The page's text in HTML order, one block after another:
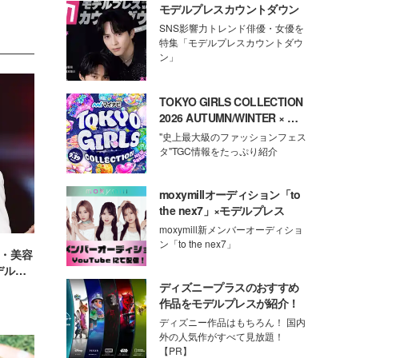
美容
ル
モデルプレスカウントダウン
SNS影響力トレンド俳優・女優を
特集「モデルプレスカウントダウ
ン」
TOKYO GIRLS COLLECTION
2026 AUTUMN/WINTER × モ
デルプレス
"史上最大級のファッションフェス
タ"TGC情報をたっぷり紹介
moxymillオーディション「to
the nex7」×モデルプレス
moxymill新メンバーオーディショ
ン「to the nex7」
ディズニープラスのおすすめ
作品をモデルプレスが紹介！
ディズニー作品はもちろん！ 国内
外の人気作がすべて見放題！
【PR】